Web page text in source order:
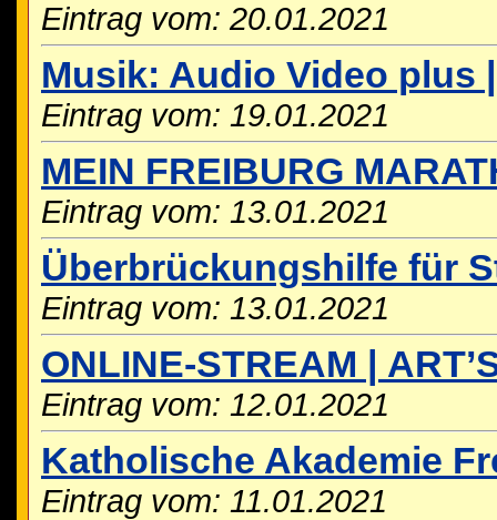
Eintrag vom: 20.01.2021
Musik: Audio Video plus
Eintrag vom: 19.01.2021
MEIN FREIBURG
Eintrag vom: 13.01.2021
Überbrückungshilfe für
Eintrag vom: 13.01.2021
ONLINE-STREAM |
Eintrag vom: 12.01.2021
Katholische Akademie
Eintrag vom: 11.01.2021